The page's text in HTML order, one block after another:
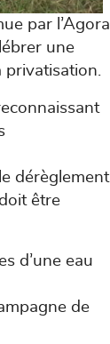
par l’Agora
une
privatisation.
dérèglement
être
d’une eau
de